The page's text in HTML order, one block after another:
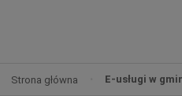
Strona główna E-usługi w